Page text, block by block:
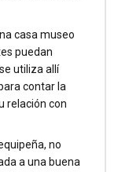
casa museo
puedan
utiliza allí
contar la
relación con
no
a una buena